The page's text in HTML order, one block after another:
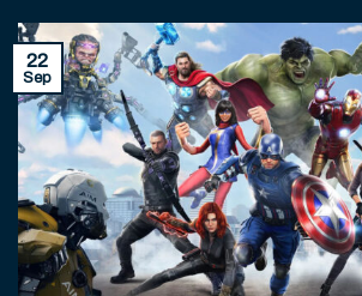
22
Sep